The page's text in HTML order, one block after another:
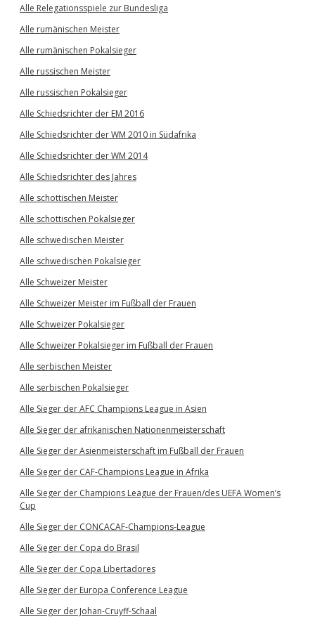
Alle Relegationsspiele zur Bundesliga
Alle rumänischen Meister
Alle rumänischen Pokalsieger
Alle russischen Meister
Alle russischen Pokalsieger
Alle Schiedsrichter der EM 2016
Alle Schiedsrichter der WM 2010 in Südafrika
Alle Schiedsrichter der WM 2014
Alle Schiedsrichter des Jahres
Alle schottischen Meister
Alle schottischen Pokalsieger
Alle schwedischen Meister
Alle schwedischen Pokalsieger
Alle Schweizer Meister
Alle Schweizer Meister im Fußball der Frauen
Alle Schweizer Pokalsieger
Alle Schweizer Pokalsieger im Fußball der Frauen
Alle serbischen Meister
Alle serbischen Pokalsieger
Alle Sieger der AFC Champions League in Asien
Alle Sieger der afrikanischen Nationenmeisterschaft
Alle Sieger der Asienmeisterschaft im Fußball der Frauen
Alle Sieger der CAF-Champions League in Afrika
Alle Sieger der Champions League der Frauen/des UEFA Women’s
Cup
Alle Sieger der CONCACAF-Champions-League
Alle Sieger der Copa do Brasil
Alle Sieger der Copa Libertadores
Alle Sieger der Europa Conference League
Alle Sieger der Johan-Cruyff-Schaal